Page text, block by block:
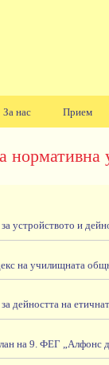
За нас Прием
устройството и
на училищната
дейността на
на 9. ФЕГ „Алфонс